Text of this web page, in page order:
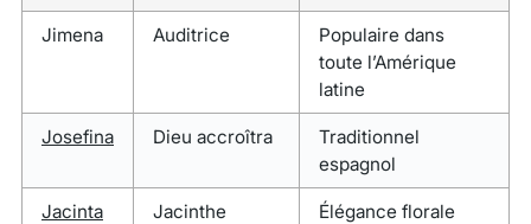
Jimena Auditrice
Populaire dans
toute l’Amérique
latine
Josefina Dieu accroîtra
Traditionnel
espagnol
Jacinta Jacinthe Élégance florale